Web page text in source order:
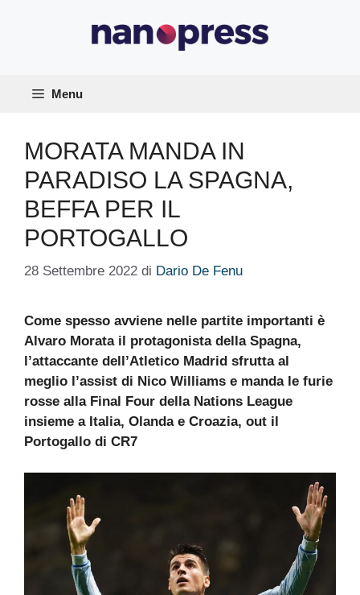
Menu
MORATA MANDA IN
PARADISO LA SPAGNA,
BEFFA PER IL
PORTOGALLO
28 Settembre 2022 di Dario De Fenu
Come spesso avviene nelle partite importanti è
Alvaro Morata il protagonista della Spagna,
l’attaccante dell’Atletico Madrid sfrutta al
meglio l’assist di Nico Williams e manda le furie
rosse alla Final Four della Nations League
insieme a Italia, Olanda e Croazia, out il
Portogallo di CR7